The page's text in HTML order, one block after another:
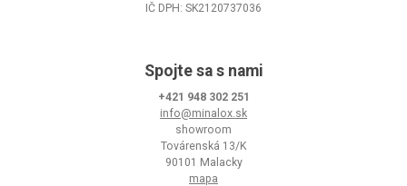
IČ DPH: SK2120737036
Spojte sa s nami
+421 948 302 251
info@minalox.sk
showroom
Továrenská 13/K
90101 Malacky
mapa